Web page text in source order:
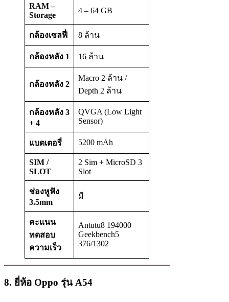
RAM –
Storage
4 – 64 GB
กล้องเซลฟี่ 8 ล้าน
กล้องหลัง 1 16 ล้าน
กล้องหลัง 2
Macro 2 ล้าน /
Depth 2 ล้าน
กล้องหลัง 3
+ 4
QVGA (Low Light
Sensor)
แบตเตอรี่ 5200 mAh
SIM /
SLOT
2 Sim + MicroSD 3
Slot
ช่องหูฟัง
3.5mm
มี
คะแนน
ทดสอบ
ความเร็ว
Antutu8 194000
Geekbench5
376/1302
8. ยี่ห้อ Oppo รุ่น A54